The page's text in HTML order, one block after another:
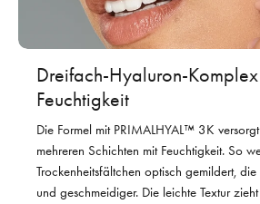
Dreifach-Hyaluron-
Feuchtigkeit
Die Formel mit PRIMALHYAL™ 3K
mehreren Schichten mit Feuchtigkeit. So
Trockenheitsfältchen optisch gemildert,
und geschmeidiger. Die leichte Textur